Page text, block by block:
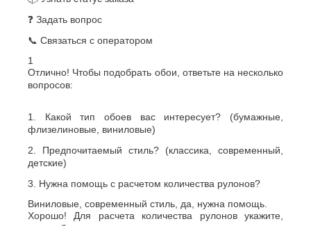
❓ Задать вопрос
📞 Связаться с оператором
1
Отлично! Чтобы подобрать обои, ответьте на несколько
вопросов:
1. Какой тип обоев вас интересует? (бумажные,
флизелиновые, виниловые)
2. Предпочитаемый стиль? (классика, современный,
детские)
3. Нужна помощь с расчетом количества рулонов?
Виниловые, современный стиль, да, нужна помощь.
Хорошо! Для расчета количества рулонов укажите,